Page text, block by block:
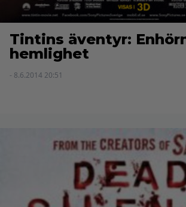
Tintins äventyr:
hemlighet
- 8.6.2014 20:51